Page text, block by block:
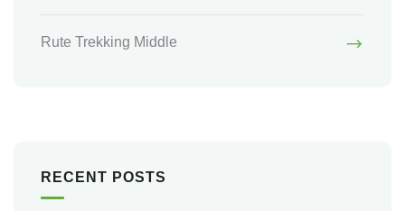
Rute Trekking Middle
RECENT POSTS